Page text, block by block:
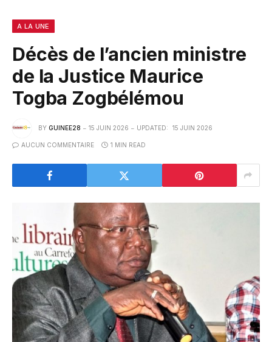
A LA UNE
Décès de l’ancien ministre
de la Justice Maurice
Togba Zogbélémou
BY GUINEE28 15 JUIN 2026 UPDATED: 15 JUIN 2026
AUCUN COMMENTAIRE 1 MIN READ